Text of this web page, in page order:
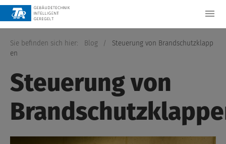
Sie befinden sich hier: Blog /
Steuerung von Brandschutzklapp
en
Steuerung von